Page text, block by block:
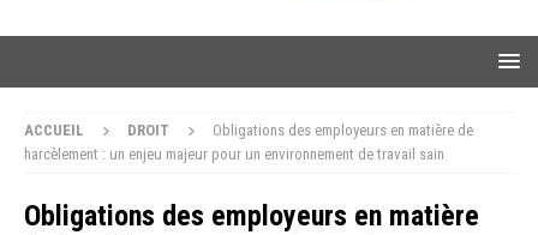
ACCUEIL DROIT
Obligations des employeurs en matière de
harcèlement : un enjeu majeur pour un environnement de travail sain
Obligations des employeurs en matière